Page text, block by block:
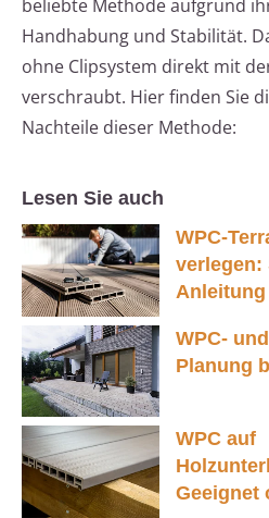
beliebte Methode aufgrund
Handhabung und Stabilität.
ohne Clipsystem direkt mit
verschraubt. Hier finden Sie
Nachteile dieser Methode:
Lesen Sie auch
WPC-
Anleitung
WPC-
Planung
WPC auf
Geeignet